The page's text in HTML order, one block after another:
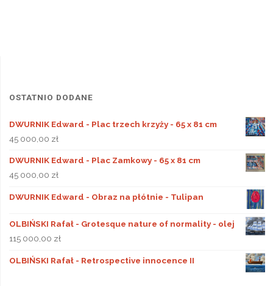
OSTATNIO DODANE
DWURNIK Edward - Plac trzech krzyży - 65 x 81 cm
45 000,00 zł
DWURNIK Edward - Plac Zamkowy - 65 x 81 cm
45 000,00 zł
DWURNIK Edward - Obraz na płótnie - Tulipan
OLBIŃSKI Rafał - Grotesque nature of normality - olej
115 000,00 zł
OLBIŃSKI Rafał - Retrospective innocence II